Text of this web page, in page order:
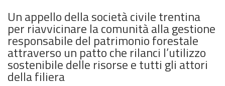
Un appello della società civile trentina
per riavvicinare la comunità alla gestione
responsabile del patrimonio forestale
attraverso un patto che rilanci l’utilizzo
sostenibile delle risorse e tutti gli attori
della filiera